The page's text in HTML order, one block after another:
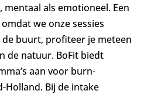
als emotioneel. Een
we onze sessies
buurt, profiteer je meteen
de natuur. BoFit biedt
aan voor burn-
Holland. Bij de intake